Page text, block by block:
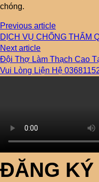
chóng.
Previous article
DỊCH VỤ CHỐNG THẤM
Next article
Đội Thợ Làm Thạch Cao
Vui Lòng Liện Hệ
ĐĂNG KÝ